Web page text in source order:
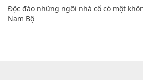
Độc đáo những ngôi nhà cổ có một
Nam Bộ